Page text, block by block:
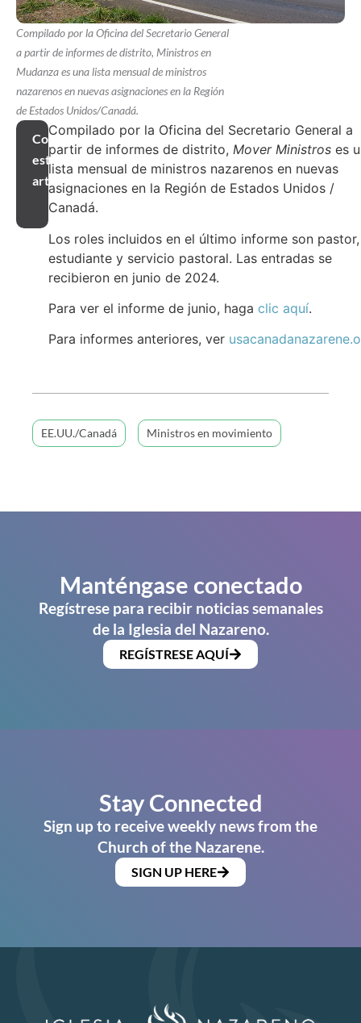
Compilado por la Oficina del Secretario General
a partir de informes de distrito, Ministros en
Mudanza es una lista mensual de ministros
nazarenos en nuevas asignaciones en la Región
de Estados Unidos/Canadá.
Compartir
este
artículo
Compilado por la Oficina del Secretario General a
partir de informes de distrito, Mover Ministros es
lista mensual de ministros nazarenos en nuevas
asignaciones en la Región de Estados Unidos /
Canadá.
Los roles incluidos en el último informe son pastor,
estudiante y servicio pastoral. Las entradas se
recibieron en junio de 2024.
Para ver el informe de junio, haga clic aquí.
Para informes anteriores, ver
EE.UU./Canadá Ministros en movimiento
Manténgase conectado
Regístrese para recibir noticias semanales
de la Iglesia del Nazareno.
REGÍSTRESE AQUÍ
Stay Connected
Sign up to receive weekly news from the
Church of the Nazarene.
SIGN UP HERE